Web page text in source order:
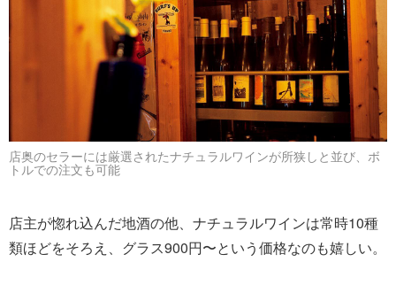
店奥のセラーには厳選されたナチュラルワインが所狭しと並び、ボ
トルでの注文も可能
店主が惚れ込んだ地酒の他、ナチュラルワインは常時10種
類ほどをそろえ、グラス900円〜という価格なのも嬉しい。